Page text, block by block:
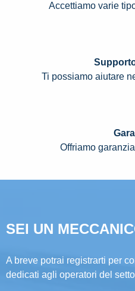
Accettiamo varie
Ti possiamo aiutare
Offriamo
SEI UN
A breve potrai registrarti per
dedicati agli operatori del